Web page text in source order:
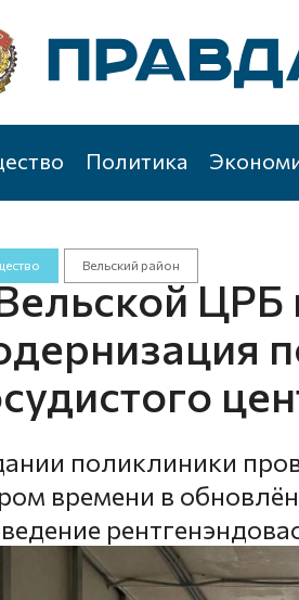
Политика
Вельский район
ЦРБ
поликлиники
времени в